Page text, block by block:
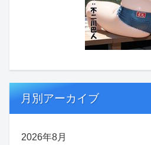
月別アーカイブ
2026年8月